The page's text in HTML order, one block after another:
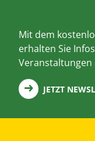
Mit dem
erhalten Sie
JETZT